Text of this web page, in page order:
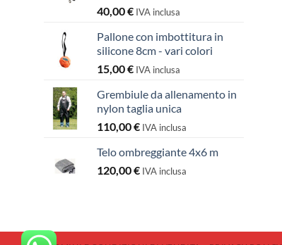
40,00€ IVA inclusa
Pallone con imbottitura in
silicone 8cm - vari colori
15,00€ IVA inclusa
Grembiule da allenamento in
nylon taglia unica
110,00€ IVA inclusa
Telo ombreggiante 4x6 m
120,00€ IVA inclusa